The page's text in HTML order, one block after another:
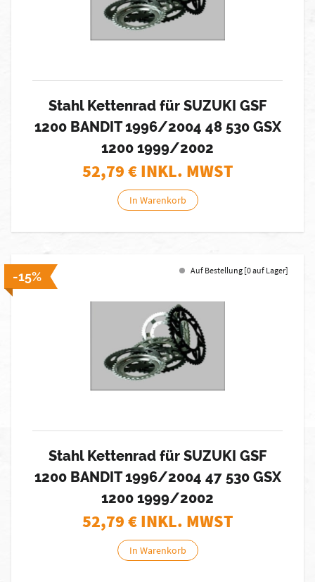
Stahl Kettenrad für SUZUKI GSF
1200 BANDIT 1996/2004 48 530 GSX
1200 1999/2002
52,79€ INKL. MWST
In Warenkorb
-15% Auf Bestellung [0 auf Lager]
Stahl Kettenrad für SUZUKI GSF
1200 BANDIT 1996/2004 47 530 GSX
1200 1999/2002
52,79€ INKL. MWST
In Warenkorb